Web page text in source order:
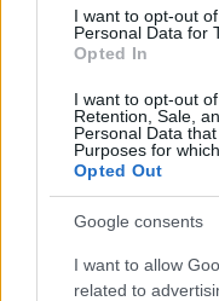
I want to opt-out
Personal Data for
Opted In
I want to opt-out
Retention, Sale,
Personal Data
Purposes for
Opted Out
Google consents
I want to allow
related to
rotación en el centro
juegue en el partido
¡A pujar! Jugadores